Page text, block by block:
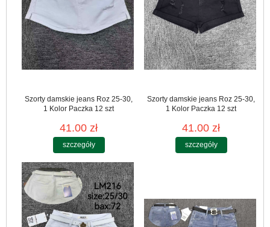
Szorty damskie jeans Roz 25-30,
1 Kolor Paczka 12 szt
41.00 zł
szczegóły
Szorty damskie jeans Roz 25-30,
1 Kolor Paczka 12 szt
41.00 zł
szczegóły